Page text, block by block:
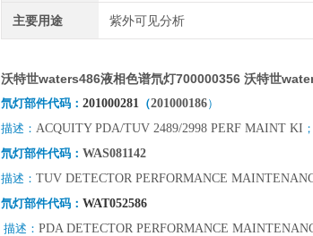
主要用途 紫外可见分析
沃特世waters486液相色谱氘灯700000356 沃特世
氘灯部件代码： 201000281（201000186）
描述： ACQUITY PDA/TUV 2489/2998 PERF MAINT KI
氘灯部件代码： WAS081142
描述： TUV DETECTOR PERFORMANCE
氘灯部件代码： WAT052586
描述： PDA DETECTOR PERFORMANCE